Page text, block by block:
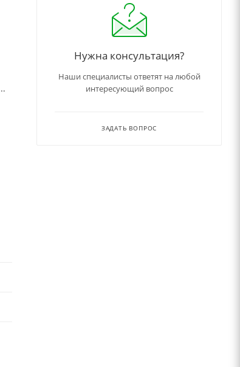
Нужна консультация?
Наши специалисты ответят на любой
интересующий вопрос
ЗАДАТЬ ВОПРОС